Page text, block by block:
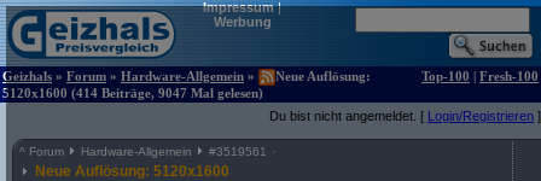
Impressum|
Werbung
Geizhals » Forum » Hardware-Allgemein »
Neue Auflösung:
5120x1600 (414 Beiträge, 9047 Mal gelesen)
Top-100 | Fresh-100
Du bist nicht angemeldet. [ Login/Registrieren ]
^ Forum Hardware-Allgemein #3519561
Neue Auflösung: 5120x1600